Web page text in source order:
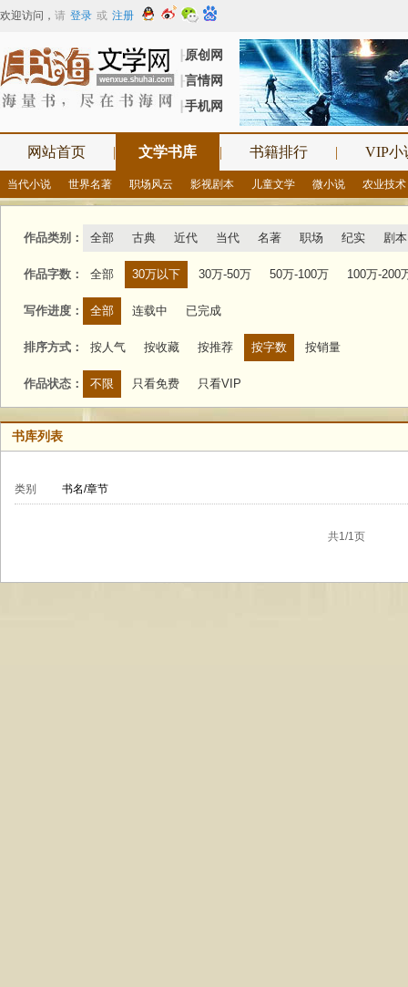
欢迎访问 ， 请 登录 或 注册
┠原创网
┠言情网
┠手机网
网站首页 | 文学书库 | 书籍排行 | VIP小
当代小说 世界名著 职场风云 影视剧本 儿童文学 微小说 农业技术
作品类别： 全部 古典 近代 当代 名著 职场 纪实 剧本
作品字数： 全部 30万以下 30万-50万 50万-100万 100万-200
写作进度： 全部 连载中 已完成
排序方式： 按人气 按收藏 按推荐 按字数 按销量
作品状态： 不限 只看免费 只看VIP
书库列表
类别 书名/章节
共1/1页